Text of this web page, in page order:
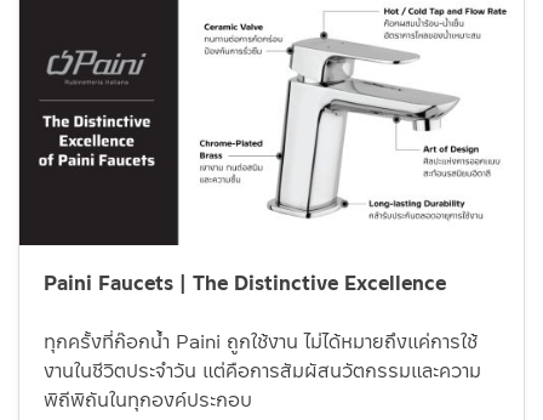
Paini Faucets | The Distinctive Excellence
ทุกครั้งที่ก๊อกน้ำ Paini ถูกใช้งาน ไม่ได้หมายถึงแค่การใช้
งานในชีวิตประจำวัน แต่คือการสัมผัสนวัตกรรมและความ
พิถีพิถันในทุกองค์ประกอบ